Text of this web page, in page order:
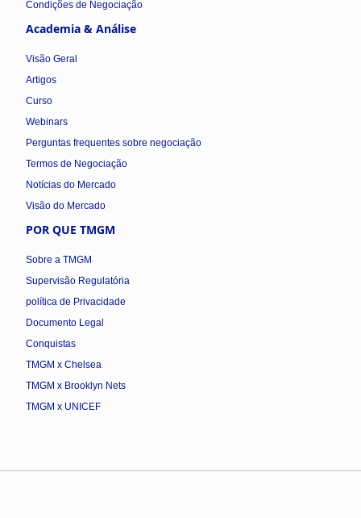
Condições de Negociação
Academia & Análise
Visão Geral
Artigos
Curso
Webinars
Perguntas frequentes sobre negociação
Termos de Negociação
Notícias do Mercado
Visão do Mercado
POR QUE TMGM
Sobre a TMGM
Supervisão Regulatória
política de Privacidade
Documento Legal
Conquistas
TMGM x Chelsea
TMGM x Brooklyn Nets
TMGM x UNICEF